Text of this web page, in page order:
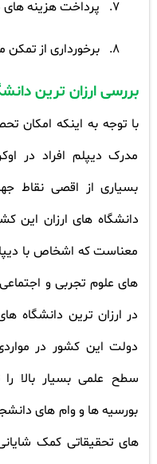
7. پرداخت هزینه های
8. برخورداری از تمکن
بررسی ارزان ترین
با توجه به اینکه امکان
مدرک دیپلم افراد در
بسیاری از اقصی نقاط
دانشگاه های ارزان این
معناست که اشخاص با
های علوم تجربی و
در ارزان ترین دانشگاه
سطح علمی بسیار بالا
بورسیه ها و وام های
های تحقیقاتی کمک